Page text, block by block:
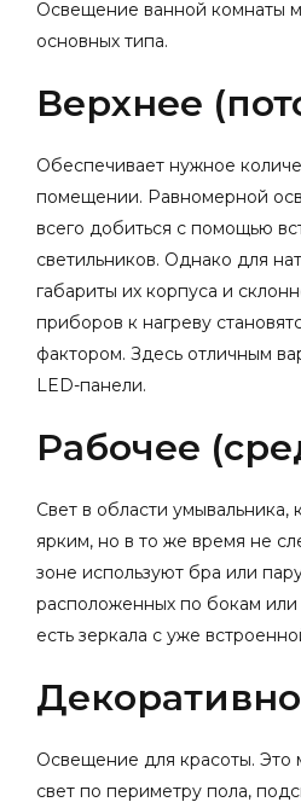
Освещение ванной комнаты
основных типа.
Верхнее
Обеспечивает нужное
помещении. Равномерной
всего добиться с помощью
светильников. Однако для
габариты их корпуса и
приборов к нагреву
фактором. Здесь отличным
LED-панели.
Рабочее
Свет в области
ярким, но в то же время не
зоне используют бра или
расположенных по бокам
есть зеркала с уже
Освещение для красоты. Это
свет по периметру пола,